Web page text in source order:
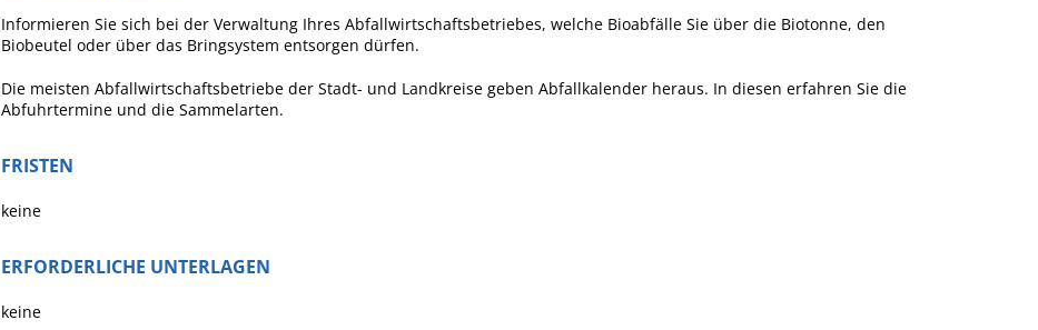
Informieren Sie sich bei der Verwaltung Ihres Abfallwirtschaftsbetriebes, welche Bioabfälle Sie über die Biotonne, den
Biobeutel oder über das Bringsystem entsorgen dürfen.
Die meisten Abfallwirtschaftsbetriebe der Stadt- und Landkreise geben Abfallkalender heraus. In diesen erfahren Sie die
Abfuhrtermine und die Sammelarten.
FRISTEN
keine
ERFORDERLICHE UNTERLAGEN
keine